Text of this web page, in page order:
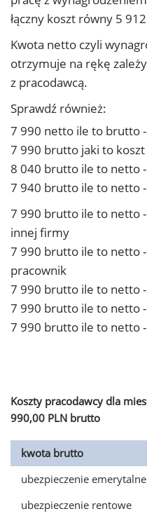
łączny koszt równy 5
Kwota netto czyli
otrzymuje na rękę
z pracodawcą.
Sprawdź również:
7 990 netto ile to brutto
7 990 brutto jaki to
8 040 brutto ile to netto
7 940 brutto ile to netto
7 990 brutto ile to netto
innej firmy
7 990 brutto ile to netto
pracownik
7 990 brutto ile to netto
7 990 brutto ile to netto
7 990 brutto ile to netto
Koszty pracodawcy dla
990,00 PLN brutto
kwota brutto
ubezpieczenie emerytalne
ubezpieczenie rentowe